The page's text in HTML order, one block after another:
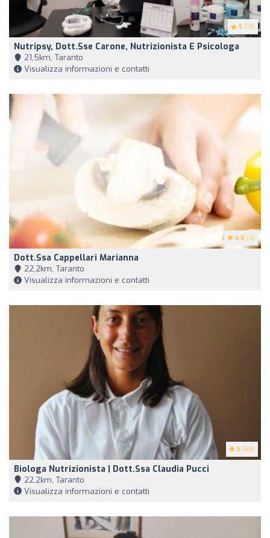
5 (13)
Nutripsy, Dott.sse Carone, Nutrizionista E Psicologa
21,5km, Taranto
Visualizza informazioni e contatti
4.8 (4)
Dott.ssa Cappellari Marianna
22,2km, Taranto
Visualizza informazioni e contatti
5 (48)
Biologa Nutrizionista | Dott.ssa Claudia Pucci
22,2km, Taranto
Visualizza informazioni e contatti